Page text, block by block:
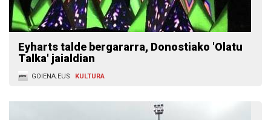
Eyharts talde bergararra, Donostiako 'Olatu
Talka' jaialdian
GOIENA.EUS KULTURA